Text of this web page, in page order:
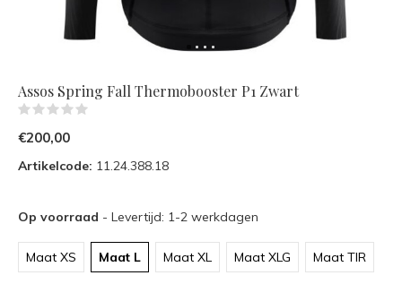
Assos Spring Fall Thermobooster P1 Zwart
€200,00
Artikelcode: 11.24.388.18
Op voorraad - Levertijd: 1-2 werkdagen
Maat XS Maat L Maat XL Maat XLG Maat TIR